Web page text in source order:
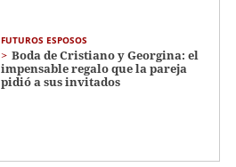
FUTUROS ESPOSOS
Boda de Cristiano y Georgina: el
impensable regalo que la pareja
pidió a sus invitados